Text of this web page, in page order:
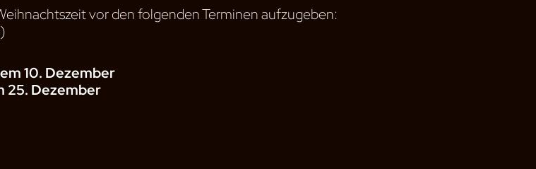
vor den folgenden Terminen aufzugeben:
10. Dezember
25. Dezember